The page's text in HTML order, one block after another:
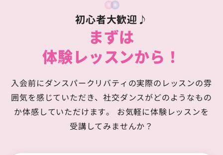
初心者大歓迎♪
まずは
体験レッスンから！
入会前にダンスパークリバティの実際のレッスンの雰
囲気を感じていただき、社交ダンスがどのようなもの
か体感していただけます。
お気軽に体験レッスンを
受講してみませんか？